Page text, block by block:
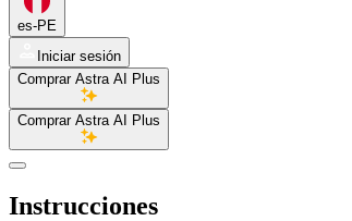
es-PE
Iniciar sesión
Comprar Astra AI Plus
Comprar Astra AI Plus
Instrucciones